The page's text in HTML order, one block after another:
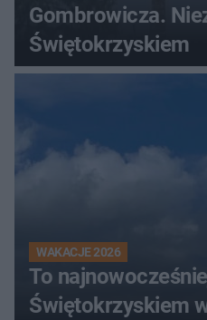
Gombrowicza.
Świętokrzyskiem
WAKACJE 2026
To
Świętokrzyskiem